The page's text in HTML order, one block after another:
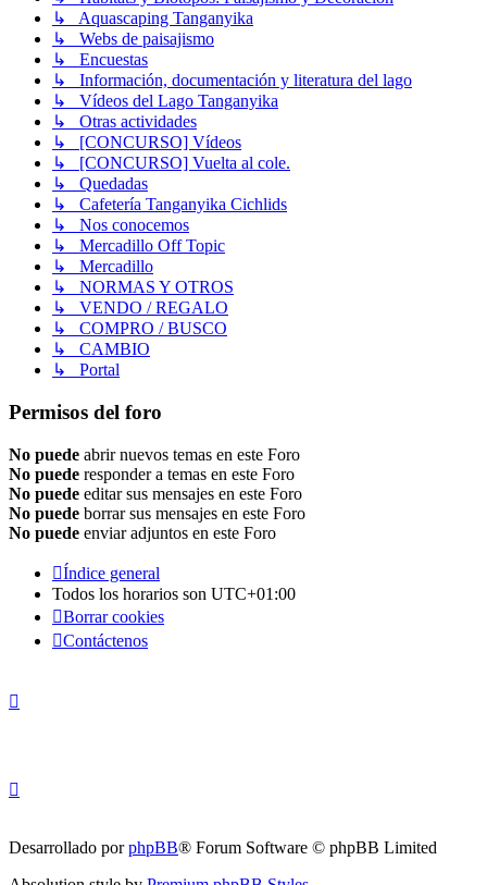
↳ Aquascaping Tanganyika
↳ Webs de paisajismo
↳ Encuestas
↳ Información, documentación y literatura del lago
↳ Vídeos del Lago Tanganyika
↳ Otras actividades
↳ [CONCURSO] Vídeos
↳ [CONCURSO] Vuelta al cole.
↳ Quedadas
↳ Cafetería Tanganyika Cichlids
↳ Nos conocemos
↳ Mercadillo Off Topic
↳ Mercadillo
↳ NORMAS Y OTROS
↳ VENDO / REGALO
↳ COMPRO / BUSCO
↳ CAMBIO
↳ Portal
Permisos del foro
No puede abrir nuevos temas en este Foro
No puede responder a temas en este Foro
No puede editar sus mensajes en este Foro
No puede borrar sus mensajes en este Foro
No puede enviar adjuntos en este Foro
Índice general
Todos los horarios son UTC+01:00
Borrar cookies
Contáctenos
Desarrollado porphpBB® Forum Software © phpBB Limited